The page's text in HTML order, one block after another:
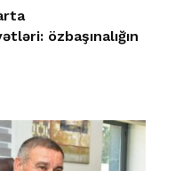
özbaşınalığın